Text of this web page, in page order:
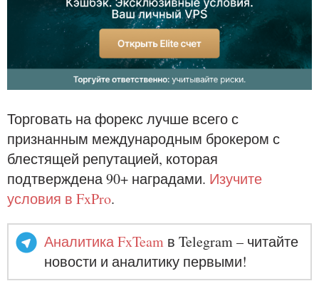
Торговать на форекс лучше всего с
признанным международным брокером с
блестящей репутацией, которая
подтверждена 90+ наградами. Изучите
условия в FxPro.
Аналитика FxTeam в Telegram – читайте
новости и аналитику первыми!